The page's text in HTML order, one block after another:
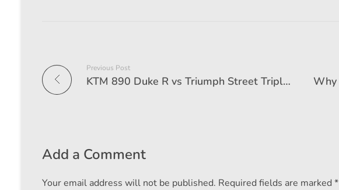
Previous Post
KTM 890 Duke R vs Triumph Street Triple 765 RS: Which bigger bike should you choose
Add a Comment
Your email address will not be published. Required fields are marked *